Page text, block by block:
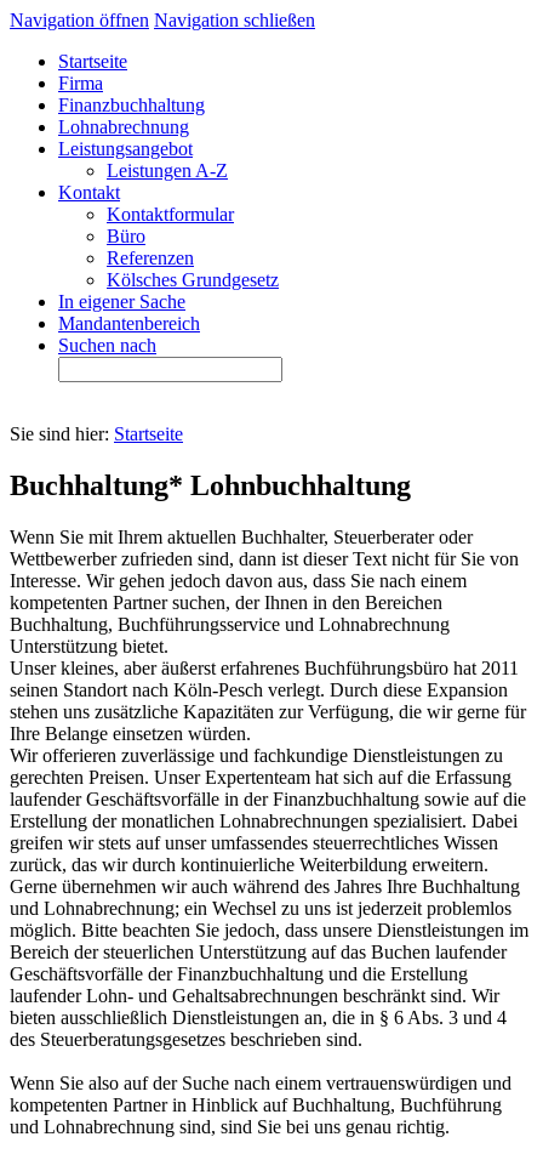
Navigation öffnen Navigation schließen
Startseite
Firma
Finanzbuchhaltung
Lohnabrechnung
Leistungsangebot
Leistungen A-Z
Kontakt
Kontaktformular
Büro
Referenzen
Kölsches Grundgesetz
In eigener Sache
Mandantenbereich
Suchen nach
Sie sind hier: Startseite
Buchhaltung* Lohnbuchhaltung
Wenn Sie mit Ihrem aktuellen Buchhalter, Steuerberater oder
Wettbewerber zufrieden sind, dann ist dieser Text nicht für Sie von
Interesse. Wir gehen jedoch davon aus, dass Sie nach einem
kompetenten Partner suchen, der Ihnen in den Bereichen
Buchhaltung, Buchführungsservice und Lohnabrechnung
Unterstützung bietet.
Unser kleines, aber äußerst erfahrenes Buchführungsbüro hat 2011
seinen Standort nach Köln-Pesch verlegt. Durch diese Expansion
stehen uns zusätzliche Kapazitäten zur Verfügung, die wir gerne für
Ihre Belange einsetzen würden.
Wir offerieren zuverlässige und fachkundige Dienstleistungen zu
gerechten Preisen. Unser Expertenteam hat sich auf die Erfassung
laufender Geschäftsvorfälle in der Finanzbuchhaltung sowie auf die
Erstellung der monatlichen Lohnabrechnungen spezialisiert. Dabei
greifen wir stets auf unser umfassendes steuerrechtliches Wissen
zurück, das wir durch kontinuierliche Weiterbildung erweitern.
Gerne übernehmen wir auch während des Jahres Ihre Buchhaltung
und Lohnabrechnung; ein Wechsel zu uns ist jederzeit problemlos
möglich. Bitte beachten Sie jedoch, dass unsere Dienstleistungen im
Bereich der steuerlichen Unterstützung auf das Buchen laufender
Geschäftsvorfälle der Finanzbuchhaltung und die Erstellung
laufender Lohn- und Gehaltsabrechnungen beschränkt sind. Wir
bieten ausschließlich Dienstleistungen an, die in § 6 Abs. 3 und 4
des Steuerberatungsgesetzes beschrieben sind.
Wenn Sie also auf der Suche nach einem vertrauenswürdigen und
kompetenten Partner in Hinblick auf Buchhaltung, Buchführung
und Lohnabrechnung sind, sind Sie bei uns genau richtig.